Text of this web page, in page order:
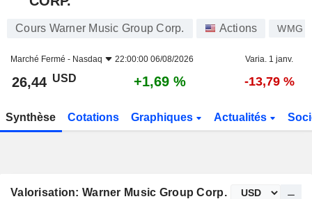
Cours Warner Music Group Corp. Actions WMG
Marché Fermé - Nasdaq 22:00:00 06/08/2026 Varia. 1 janv.
26,44 USD +1,69 % -13,79 %
Synthèse Cotations Graphiques Actualités
Valorisation: Warner Music Group Corp.